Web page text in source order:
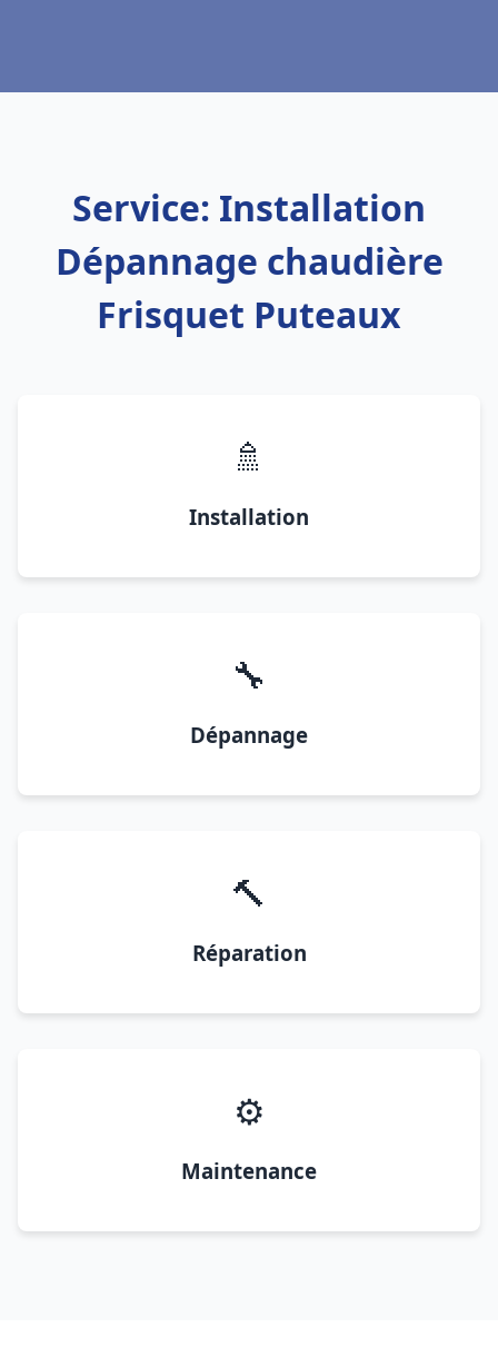
Service: Installation
Dépannage chaudière
Frisquet Puteaux
🚿
Installation
🔧
Dépannage
🔨
Réparation
⚙️
Maintenance